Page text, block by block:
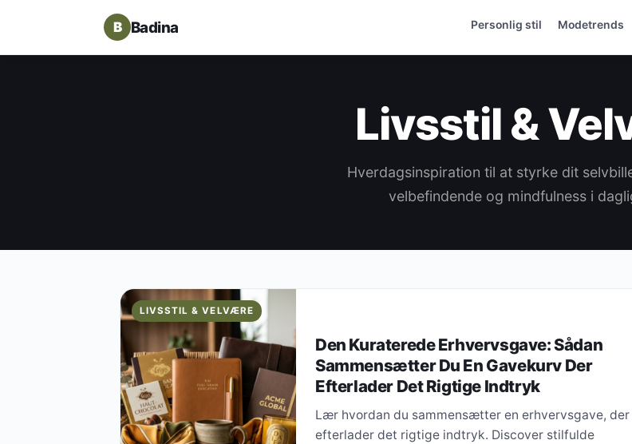
Badina Personlig stil Modetrends
Livsstil &
Hverdagsinspiration til at styrke dit
velbefindende og mindfulness i
LIVSSTIL & VELVÆRE
Den Kuraterede Erhvervsgave: Sådan
Sammensætter Du En Gavekurv Der
Efterlader Det Rigtige Indtryk
Lær hvordan du sammensætter en erhvervsgave, der
efterlader det rigtige indtryk. Discover stilfulde